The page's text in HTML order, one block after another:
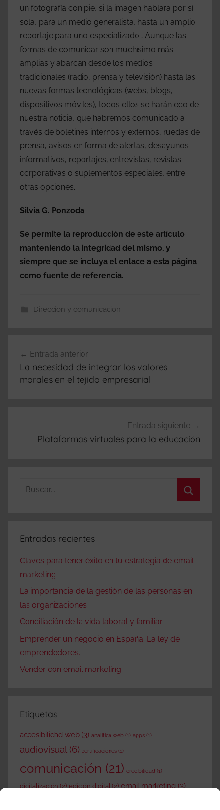
un fotografía con pie, si la imagen hablara por sí
sola, para un medio generalista, hasta un amplio
reportaje para uno especializado… Aunque las
formas de comunicar son muchísimo más
amplias y abarcan desde los medios
tradicionales (radio, prensa y televisión) hasta las
nuevas formas tecnológicas (webs, blogs,
dispositivos móviles), todos ellos se harán eco de
nuestra noticia, que habremos comunicado a
través de boletines internos y externos, ruedas de
prensa, avisos en forma de alertas, desayunos
informativos, reportajes, entrevistas, revistas
corporativas o suplementos especiales, entre
otras opciones.
Silvia G. Ponzoda
Se permite la reproducción de este artículo
manteniendo la integridad del mismo, y
siempre que se incluya el enlace a esta página
como fuente de referencia.
Dirección y comunicación
de
entradas
Entrada anterior
La necesidad de integrar los valores
morales en el tejido empresarial
Entrada siguiente
Plataformas virtuales para la educación
Buscar:
Entradas recientes
Claves para tener éxito en tu estrategia de email
marketing
La importancia de la gestión de las personas en
las organizaciones
Conciliación de la vida laboral y familiar
Emprender un negocio en España. La ley de
emprendedores.
Vender con email marketing
Etiquetas
accesibilidad web (3) analítica web (1) apps (1)
audiovisual (6) certificaciones (1)
comunicación (21) credibilidad (1)
digitalización(2) edición digital(2) email marketing(3)